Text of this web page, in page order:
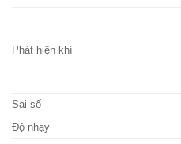
Phát hiện khí
Sai số
Độ nhạy